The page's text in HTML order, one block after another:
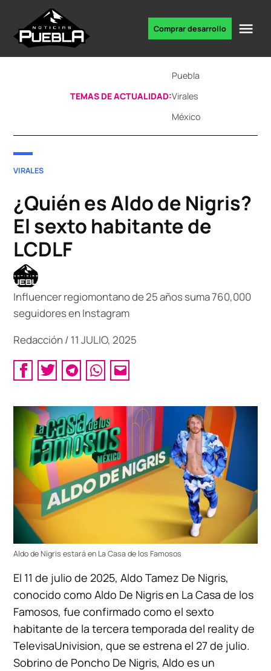
content
Comprar desarrollo
TEMAS DE ACTUALIDAD:
Puebla
Virales
México
POSTED
VIRALES
¿Quién es Aldo de Nigris?
El sexto habitante de
LCDLF
Influencer regiomontano de 25 años suma 760,000
seguidores en Instagram
Redacción / 11 JULIO, 2025
Aldo de Nigris estará en La Casa de los Famosos
El 11 de julio de 2025, Aldo Tamez De Nigris,
conocido como Aldo De Nigris en La Casa de los
Famosos, fue confirmado como el sexto
habitante de la tercera temporada del reality de
TelevisaUnivision, que se estrena el 27 de julio.
Sobrino de Poncho De Nigris, Aldo es un